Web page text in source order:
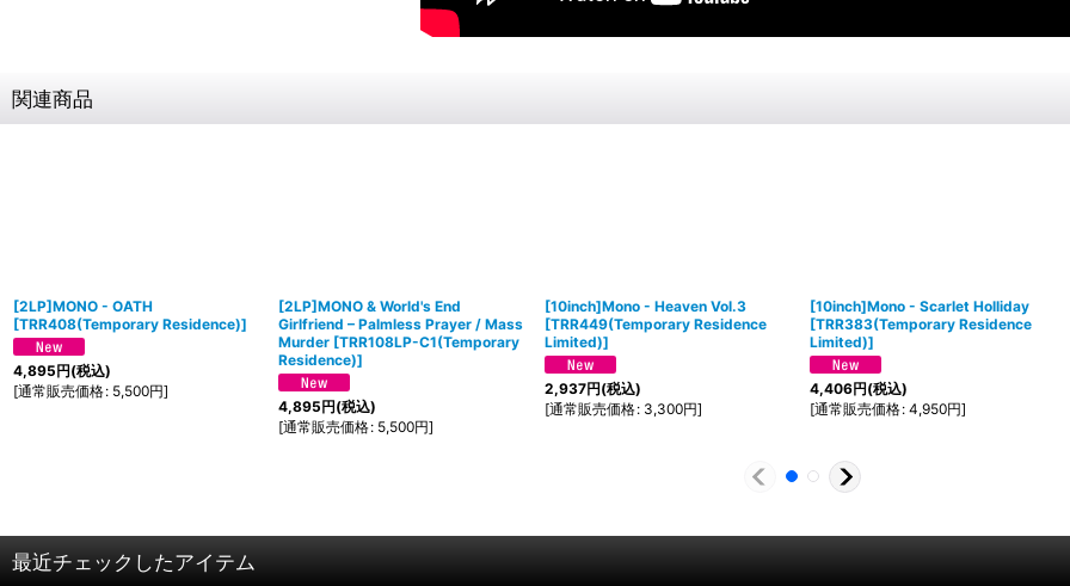
関連商品
[2LP]MONO - OATH
[TRR408(Temporary Residence)]
4,895円(税込)
[通常販売価格: 5,500円]
[2LP]MONO & World's End
Girlfriend – Palmless Prayer / Mass
Murder [TRR108LP-C1(Temporary
Residence)]
4,895円(税込)
[通常販売価格: 5,500円]
[10inch]Mono - Heaven Vol.3
[TRR449(Temporary Residence
Limited)]
2,937円(税込)
[通常販売価格: 3,300円]
[10inch]Mono - Scarlet Holliday
[TRR383(Temporary Residence
Limited)]
4,406円(税込)
[通常販売価格: 4,950円]
最近チェックしたアイテム